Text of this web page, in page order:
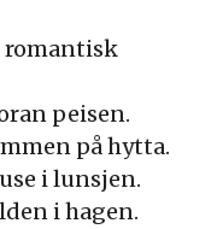
romantisk
peisen.
på hytta.
i lunsjen.
i hagen.